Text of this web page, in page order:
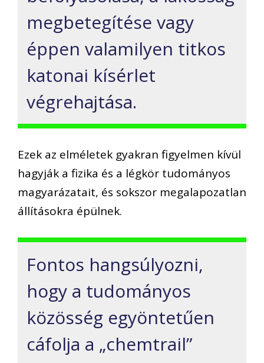
megbetegítése vagy
éppen valamilyen titkos
katonai kísérlet
végrehajtása.
Ezek az elméletek gyakran figyelmen kívül
hagyják a fizika és a légkör tudományos
magyarázatait, és sokszor megalapozatlan
állításokra épülnek.
Fontos hangsúlyozni,
hogy a tudományos
közösség egyöntetűen
cáfolja a „chemtrail”